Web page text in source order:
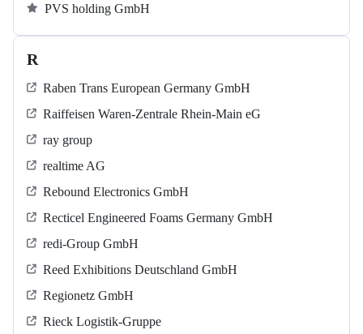
PVS holding GmbH
R
Raben Trans European Germany GmbH
Raiffeisen Waren-Zentrale Rhein-Main eG
ray group
realtime AG
Rebound Electronics GmbH
Recticel Engineered Foams Germany GmbH
redi-Group GmbH
Reed Exhibitions Deutschland GmbH
Regionetz GmbH
Rieck Logistik-Gruppe